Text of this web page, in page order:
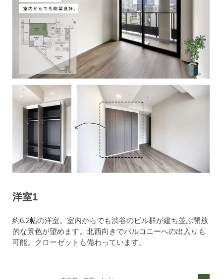
洋室1
約6.2帖の洋室。室内からでも渋谷のビル群が建ち並ぶ開放
的な景色が望めます。北西向きでバルコニーへの出入りも
可能。クローゼットも備わっています。